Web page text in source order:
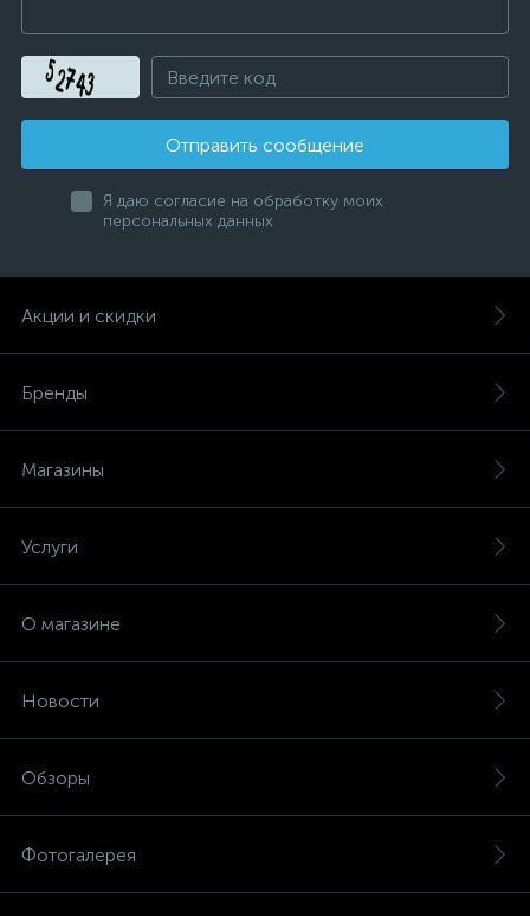
Отправить сообщение
Я даю согласие на обработку моих
персональных данных
Акции и скидки
Бренды
Магазины
Услуги
О магазине
Новости
Обзоры
Фотогалерея